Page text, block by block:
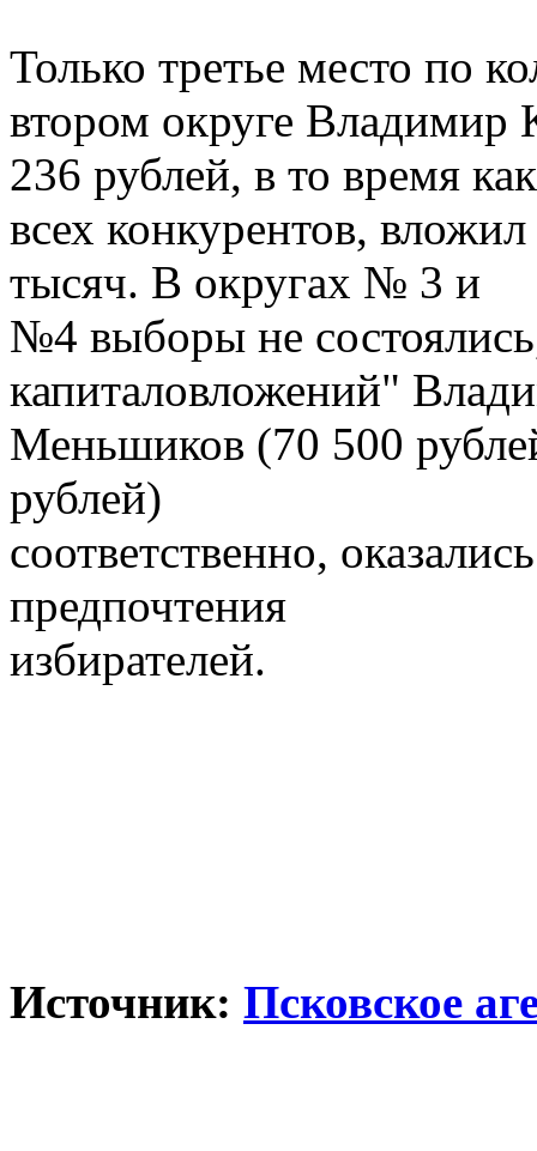
Только третье место по
втором округе Владимир
236 рублей, в то время
всех конкурентов,
тысяч. В округах № 3 и
№4 выборы не
капиталовложений"
Меньшиков (70 500
рублей)
соответственно,
предпочтения
избирателей.
Источник: Псковское